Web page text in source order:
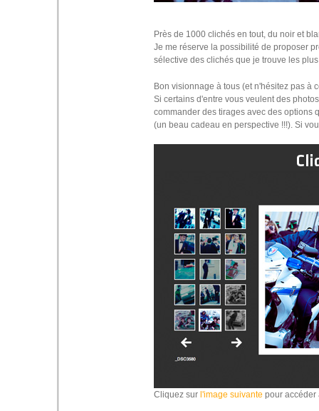
Près de 1000 clichés en tout, du noir et
Je me réserve la possibilité de proposer
sélective des clichés que je trouve les
Bon visionnage à tous (et n'hésitez pas à
Si certains d'entre vous veulent des
commander des tirages avec des options
(un beau cadeau en perspective !!!). Si
Cliquez sur l'image suivante pour accéder